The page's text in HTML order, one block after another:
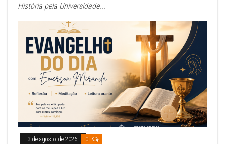
História pela Universidade...
3 de agosto de 2026 0